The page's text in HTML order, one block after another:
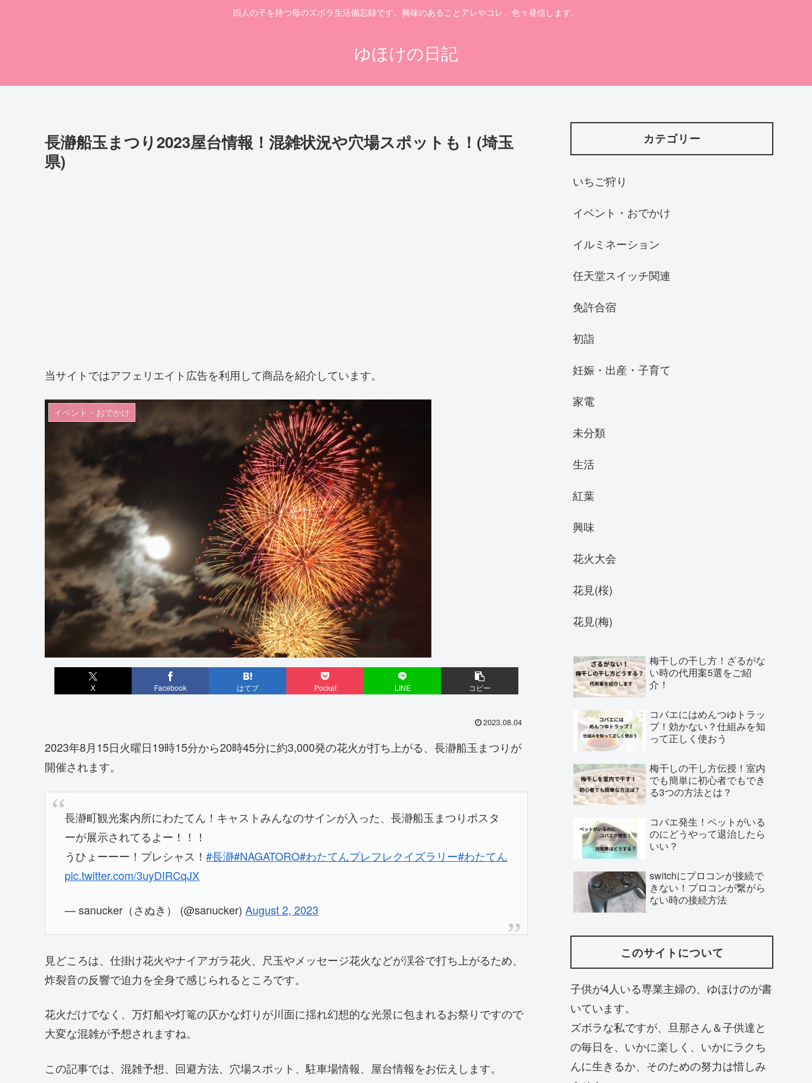
四人の子を持つ母のズボラ生活備忘録です。興味のあることアレやコレ、色々発信します。
ゆほけの日記
長瀞船玉まつり2023屋台情報！混雑状況や穴場スポットも！(埼玉
県)
当サイトではアフェリエイト広告を利用して商品を紹介しています。
イベント・おでかけ
X Facebook はてブ Pocket LINE コピー
2023.08.04
2023年8月15日火曜日19時15分から20時45分に約3,000発の花火が打ち上がる、長瀞船玉まつりが
開催されます。
長瀞町観光案内所にわたてん！キャストみんなのサインが入った、長瀞船玉まつりポスタ
ーが展示されてるよー！！！
うひょーーー！プレシャス！#長瀞#NAGATORO#わたてんプレフレクイズラリー#わたてん
pic.twitter.com/3uyDIRCqJX
— sanucker（さぬき） (@sanucker)August 2, 2023
見どころは、仕掛け花火やナイアガラ花火、尺玉やメッセージ花火などが渓谷で打ち上がるため、
炸裂音の反響で迫力を全身で感じられるところです。
花火だけでなく、万灯船や灯篭の仄かな灯りが川面に揺れ幻想的な光景に包まれるお祭りですので
大変な混雑が予想されますね。
この記事では、混雑予想、回避方法、穴場スポット、駐車場情報、屋台情報をお伝えします。
カテゴリー
いちご狩り
イベント・おでかけ
イルミネーション
任天堂スイッチ関連
免許合宿
初詣
妊娠・出産・子育て
家電
未分類
生活
紅葉
興味
花火大会
花見(桜)
花見(梅)
梅干しの干し方！ざるがな
い時の代用案5選をご紹
介！
コバエにはめんつゆトラッ
プ！効かない？仕組みを知
って正しく使おう
梅干しの干し方伝授！室内
でも簡単に初心者でもでき
る3つの方法とは？
コバエ発生！ペットがいる
のにどうやって退治したら
いい？
switchにプロコンが接続で
きない！プロコンが繋がら
ない時の接続方法
このサイトについて
子供が4人いる専業主婦の、ゆほけのが書
いています。
ズボラな私ですが、旦那さん＆子供達と
の毎日を、いかに楽しく、いかにラクち
んに生きるか、そのための努力は惜しみ